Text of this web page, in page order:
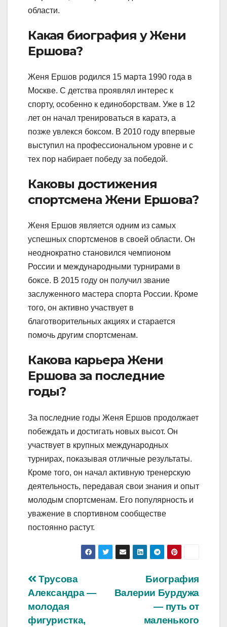
области.
Какая биография у Жени
Ершова?
Женя Ершов родился 15 марта 1990 года в
Москве. С детства проявлял интерес к
спорту, особенно к единоборствам. Уже в 12
лет он начал тренироваться в каратэ, а
позже увлекся боксом. В 2010 году впервые
выступил на профессиональном уровне и с
тех пор набирает победу за победой.
Каковы достижения
спортсмена Жени Ершова?
Женя Ершов является одним из самых
успешных спортсменов в своей области. Он
неоднократно становился чемпионом
России и международными турнирами в
боксе. В 2015 году он получил звание
заслуженного мастера спорта России. Кроме
того, он активно участвует в
благотворительных акциях и старается
помочь другим спортсменам.
Какова карьера Жени
Ершова за последние
годы?
За последние годы Женя Ершов продолжает
побеждать и достигать новых высот. Он
участвует в крупных международных
турнирах, показывая отличные результаты.
Кроме того, он начал активную тренерскую
деятельность, передавая свои знания и опыт
молодым спортсменам. Его популярность и
уважение в спортивном сообществе
постоянно растут.
Навигация
по
Биография
Валерии Бурдужа
— путь от
маленького
Трусова
Александра —
молодая
фигуристка,